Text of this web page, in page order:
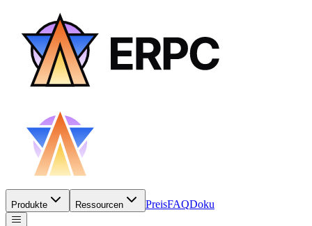
Produkte Ressourcen PreisFAQDoku